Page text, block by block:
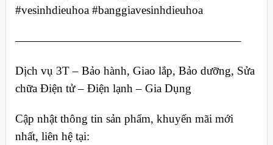
#vesinhdieuhoa #banggiavesinhdieuhoa
———————————————————–
Dịch vụ 3T – Bảo hành, Giao lắp, Bảo dưỡng, Sửa
chữa Điện tử – Điện lạnh – Gia Dụng
Cập nhật thông tin sản phẩm, khuyến mãi mới
nhất, liên hệ tại: